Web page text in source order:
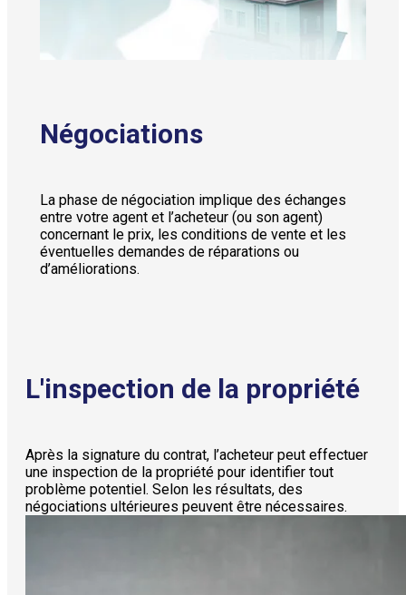
Négociations
La phase de négociation implique des échanges
entre votre agent et l’acheteur (ou son agent)
concernant le prix, les conditions de vente et les
éventuelles demandes de réparations ou
d’améliorations.
L'inspection de la propriété
Après la signature du contrat, l’acheteur peut effectuer
une inspection de la propriété pour identifier tout
problème potentiel. Selon les résultats, des
négociations ultérieures peuvent être nécessaires.